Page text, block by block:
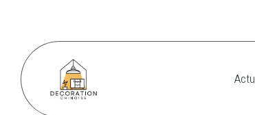
content
Actu